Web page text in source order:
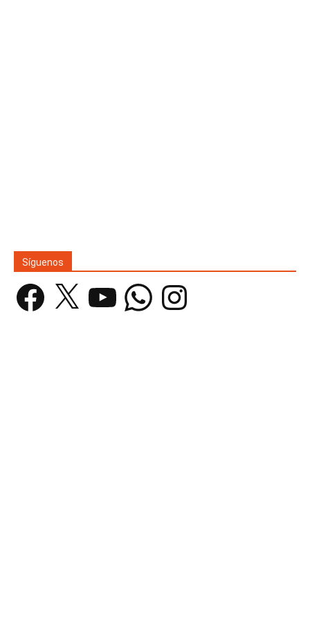
Síguenos
Facebook YouTube WhatsAppInstagram